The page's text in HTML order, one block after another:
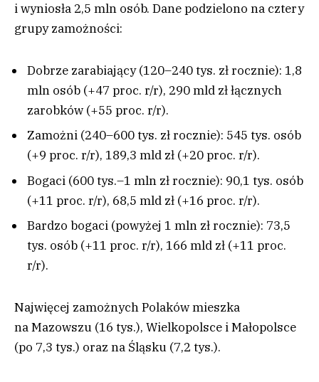
i wyniosła 2,5 mln osób. Dane podzielono na cztery
grupy zamożności:
Dobrze zarabiający (120–240 tys. zł rocznie): 1,8
mln osób (+47 proc. r/r), 290 mld zł łącznych
zarobków (+55 proc. r/r).
Zamożni (240–600 tys. zł rocznie): 545 tys. osób
(+9 proc. r/r), 189,3 mld zł (+20 proc. r/r).
Bogaci (600 tys.–1 mln zł rocznie): 90,1 tys. osób
(+11 proc. r/r), 68,5 mld zł (+16 proc. r/r).
Bardzo bogaci (powyżej 1 mln zł rocznie): 73,5
tys. osób (+11 proc. r/r), 166 mld zł (+11 proc.
r/r).
Najwięcej zamożnych Polaków mieszka
na Mazowszu (16 tys.), Wielkopolsce i Małopolsce
(po 7,3 tys.) oraz na Śląsku (7,2 tys.).